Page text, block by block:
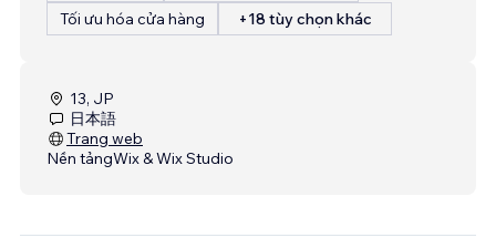
Tối ưu hóa cửa hàng
+18 tùy chọn khác
13, JP
日本語
Trang web
Nền tảngWix & Wix Studio